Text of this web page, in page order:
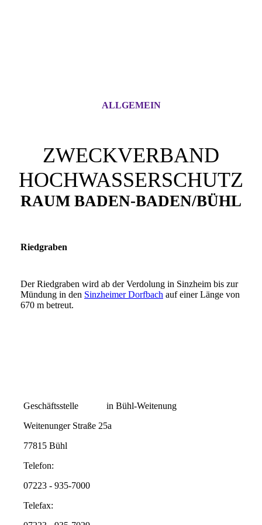
ALLGEMEIN
ZWECKVERBAND
HOCHWASSERSCHUTZ
RAUM BADEN-BADEN/BÜHL
Riedgraben
Der Riedgraben wird ab der Verdolung in Sinzheim bis zur
Mündung in den Sinzheimer Dorfbach auf einer Länge von
670 m betreut.
Geschäftsstelle in Bühl-Weitenung
Weitenunger Straße 25a
77815 Bühl
Telefon:
07223 - 935-7000
Telefax: